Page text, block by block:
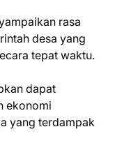
rasa
desa yang
tepat waktu.
dapat
ekonomi
yang terdampak